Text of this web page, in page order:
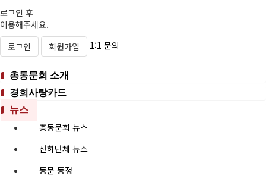
로그인 후
이용해주세요.
로그인
회원가입 1:1 문의
총동문회 소개
경희사랑카드
뉴스
총동문회 뉴스
산하단체 뉴스
동문 동정